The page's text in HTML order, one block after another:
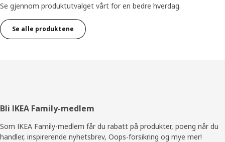
Se gjennom produktutvalget vårt for en bedre hverdag.
Se alle produktene
Bunntekst
Bli IKEA Family-medlem
Som IKEA Family-medlem får du rabatt på produkter, poeng når du
handler, inspirerende nyhetsbrev, Oops-forsikring og mye mer!